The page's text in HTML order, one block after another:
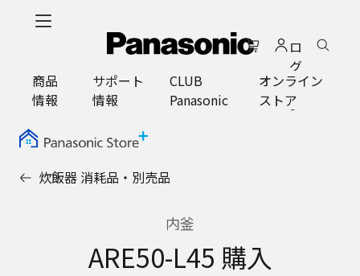
ロ
グ
イ
ン
商品
情報
サポート
情報
CLUB
Panasonic
オンライン
ストア
炊飯器 消耗品・別売品
内釜
ARE50-L45 購入